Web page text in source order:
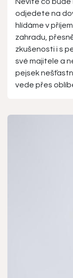
odjedete na
hlídáme v
zahradu,
zkušenosti i s
své majitele a
pejsek
vede přes